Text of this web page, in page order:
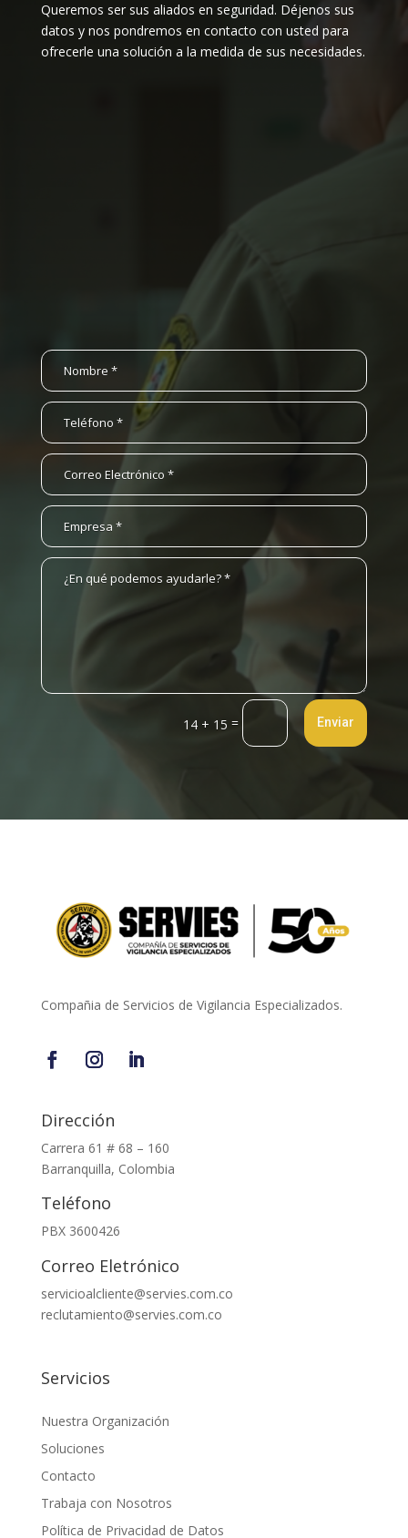
Queremos ser sus aliados en seguridad. Déjenos sus
datos y nos pondremos en contacto con usted para
ofrecerle una solución a la medida de sus necesidades.
14 + 15 = Enviar
Compañia de Servicios de Vigilancia Especializados.
Dirección
Carrera 61 # 68 – 160
Barranquilla, Colombia
Teléfono
PBX 3600426
Correo Eletrónico
servicioalcliente@servies.com.co
reclutamiento@servies.com.co
Servicios
Nuestra Organización
Soluciones
Contacto
Trabaja con Nosotros
Política de Privacidad de Datos